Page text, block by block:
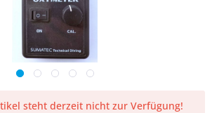
steht derzeit nicht zur Verfügung!